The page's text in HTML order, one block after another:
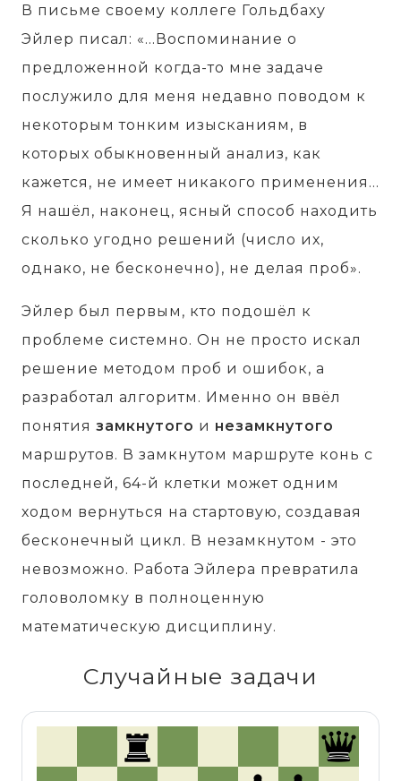
В письме своему коллеге Гольдбаху
Эйлер писал: «...Воспоминание о
предложенной когда-то мне задаче
послужило для меня недавно поводом к
некоторым тонким изысканиям, в
которых обыкновенный анализ, как
кажется, не имеет никакого применения…
Я нашёл, наконец, ясный способ находить
сколько угодно решений (число их,
однако, не бесконечно), не делая проб».
Эйлер был первым, кто подошёл к
проблеме системно. Он не просто искал
решение методом проб и ошибок, а
разработал алгоритм. Именно он ввёл
понятия замкнутого и незамкнутого
маршрутов. В замкнутом маршруте конь с
последней, 64-й клетки может одним
ходом вернуться на стартовую, создавая
бесконечный цикл. В незамкнутом - это
невозможно. Работа Эйлера превратила
головоломку в полноценную
математическую дисциплину.
Случайные задачи